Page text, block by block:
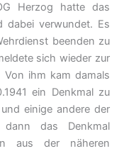
Herzog hatte das
dabei verwundet. Es
beenden zu
sich wieder zur
Von ihm kam damals
ein Denkmal zu
einige andere der
dann das Denkmal
aus der näheren